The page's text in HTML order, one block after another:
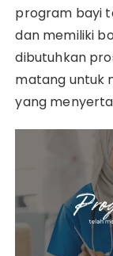
program bayi
dan memiliki
dibutuhkan
matang untuk
yang